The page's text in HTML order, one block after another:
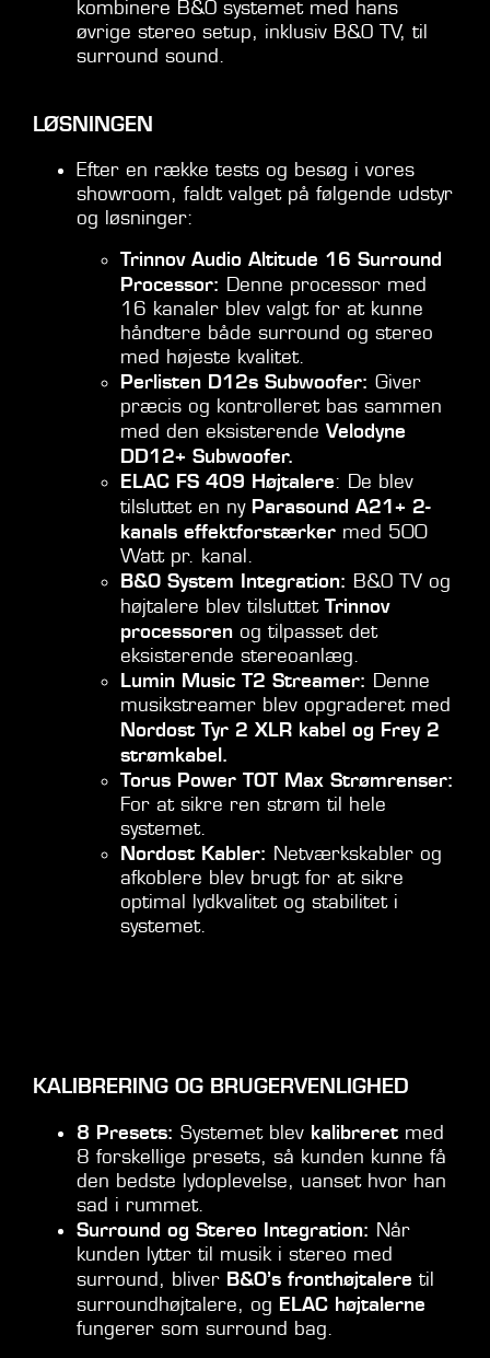
kombinere B&O systemet med hans
øvrige stereo setup, inklusiv B&O TV, til
surround sound.
LØSNINGEN
Efter en række tests og besøg i vores
showroom, faldt valget på følgende udstyr
og løsninger:
Trinnov Audio Altitude 16 Surround
Processor: Denne processor med
16 kanaler blev valgt for at kunne
håndtere både surround og stereo
med højeste kvalitet.
Perlisten D12s Subwoofer: Giver
præcis og kontrolleret bas sammen
med den eksisterende Velodyne
DD12+ Subwoofer.
ELAC FS 409 Højtalere: De blev
tilsluttet en ny Parasound A21+ 2-
kanals effektforstærker med 500
Watt pr. kanal.
B&O System Integration: B&O TV og
højtalere blev tilsluttet Trinnov
processoren og tilpasset det
eksisterende stereoanlæg.
Lumin Music T2 Streamer: Denne
musikstreamer blev opgraderet med
Nordost Tyr 2 XLR kabel og Frey 2
strømkabel.
Torus Power TOT Max Strømrenser:
For at sikre ren strøm til hele
systemet.
Nordost Kabler: Netværkskabler og
afkoblere blev brugt for at sikre
optimal lydkvalitet og stabilitet i
systemet.
KALIBRERING OG BRUGERVENLIGHED
8 Presets: Systemet blev kalibreret med
8 forskellige presets, så kunden kunne få
den bedste lydoplevelse, uanset hvor han
sad i rummet.
Surround og Stereo Integration: Når
kunden lytter til musik i stereo med
surround, bliver B&O’s fronthøjtalere til
surroundhøjtalere, og ELAC højtalerne
fungerer som surround bag.